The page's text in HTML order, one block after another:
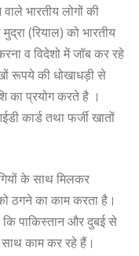
भारतीय लोगों की
(रियाल) को भारतीय
व विदेशो में जॉब कर रहे
रूपये की धोखाधड़ी से
का प्रयोग करते है ।
कार्ड तथा फर्जी खातों
के साथ मिलकर
ठगने का काम करता है।
पाकिस्तान और दुबई से
काम कर रहे हैं।